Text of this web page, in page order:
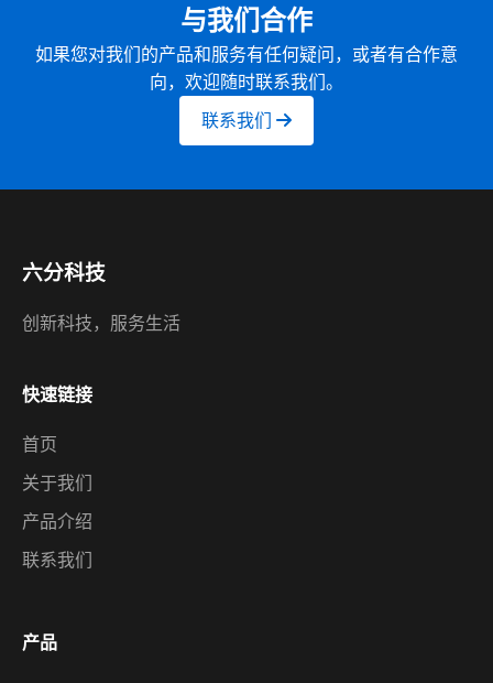
与我们合作
如果您对我们的产品和服务有任何疑问，或者有合作意
向，欢迎随时联系我们。
联系我们
六分科技
创新科技，服务生活
快速链接
首页
关于我们
产品介绍
联系我们
产品